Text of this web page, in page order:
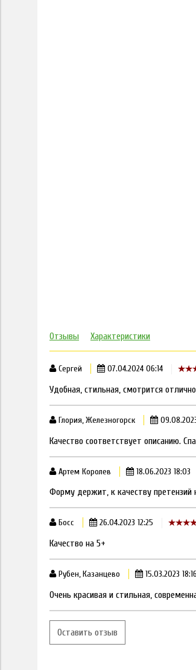
Отзывы Характеристики
Сергей 07.04.2024 06:14
Удобная, стильная, смотрится
Глория, Железногорск
Качество соответствует описанию.
Артем Королев 18.06.2023 18:03
Форму держит, к качеству претензий
Босс 26.04.2023 12:25
Качество на 5+
Рубен, Казанцево 15.03.2023 18:16
Очень красивая и стильная,
Оставить отзыв